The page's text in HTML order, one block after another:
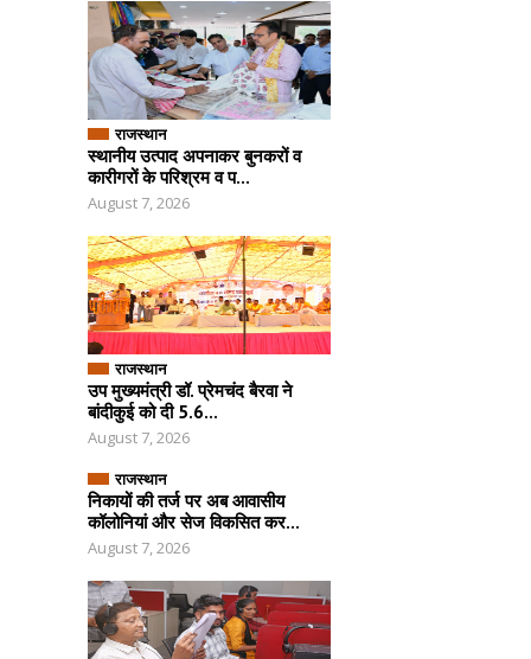
राजस्थान
स्थानीय उत्पाद अपनाकर बुनकरों व
कारीगरों के परिश्रम व प...
August 7, 2026
राजस्थान
उप मुख्यमंत्री डॉ. प्रेमचंद बैरवा ने
बांदीकुई को दी 5.6...
August 7, 2026
राजस्थान
निकायों की तर्ज पर अब आवासीय
कॉलोनियां और सेज विकसित कर...
August 7, 2026